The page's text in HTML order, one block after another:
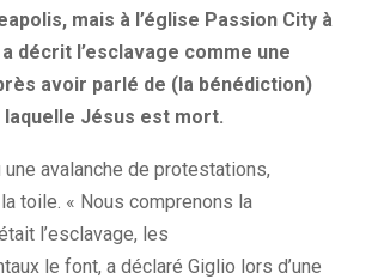
mais à l’église Passion City à
décrit l’esclavage comme une
avoir parlé de (la bénédiction)
laquelle Jésus est mort.
une avalanche de protestations,
toile. « Nous comprenons la
l’esclavage, les
le font, a déclaré Giglio lors d’une